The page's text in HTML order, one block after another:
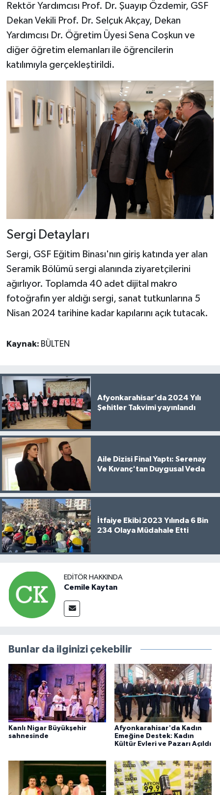
Rektör Yardımcısı Prof. Dr. Şuayıp Özdemir, GSF
Dekan Vekili Prof. Dr. Selçuk Akçay, Dekan
Yardımcısı Dr. Öğretim Üyesi Sena Coşkun ve
diğer öğretim elemanları ile öğrencilerin
katılımıyla gerçekleştirildi.
Sergi Detayları
Sergi, GSF Eğitim Binası'nın giriş katında yer alan
Seramik Bölümü sergi alanında ziyaretçilerini
ağırlıyor. Toplamda 40 adet dijital makro
fotoğrafın yer aldığı sergi, sanat tutkunlarına 5
Nisan 2024 tarihine kadar kapılarını açık tutacak.
Kaynak: BÜLTEN
Afyonkarahisar’da 2024 Yılı
Şehitler Takvimi yayınlandı
Aile Dizisi Final Yaptı: Serenay
Ve Kıvanç'tan Duygusal Veda
İtfaiye Ekibi 2023 Yılında 6 Bin
234 Olaya Müdahale Etti
EDITÖR HAKKINDA
Cemile Kaytan
Bunlar da ilginizi çekebilir
Kanlı Nigar Büyükşehir
sahnesinde
Afyonkarahisar'da Kadın
Emeğine Destek: Kadın
Kültür Evleri ve Pazarı Açıldı